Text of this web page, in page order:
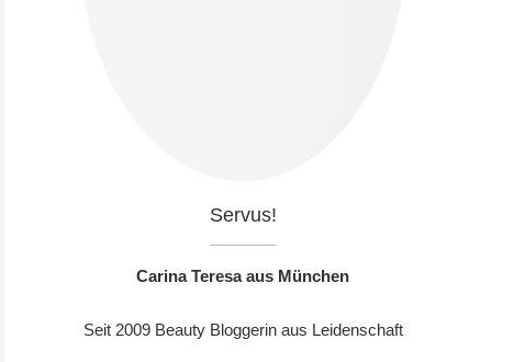
Servus!
Carina Teresa aus München
Seit 2009 Beauty Bloggerin aus Leidenschaft